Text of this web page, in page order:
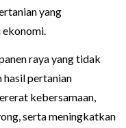
yang
ekonomi.
raya yang tidak
hasil pertanian
kebersamaan,
serta meningkatkan